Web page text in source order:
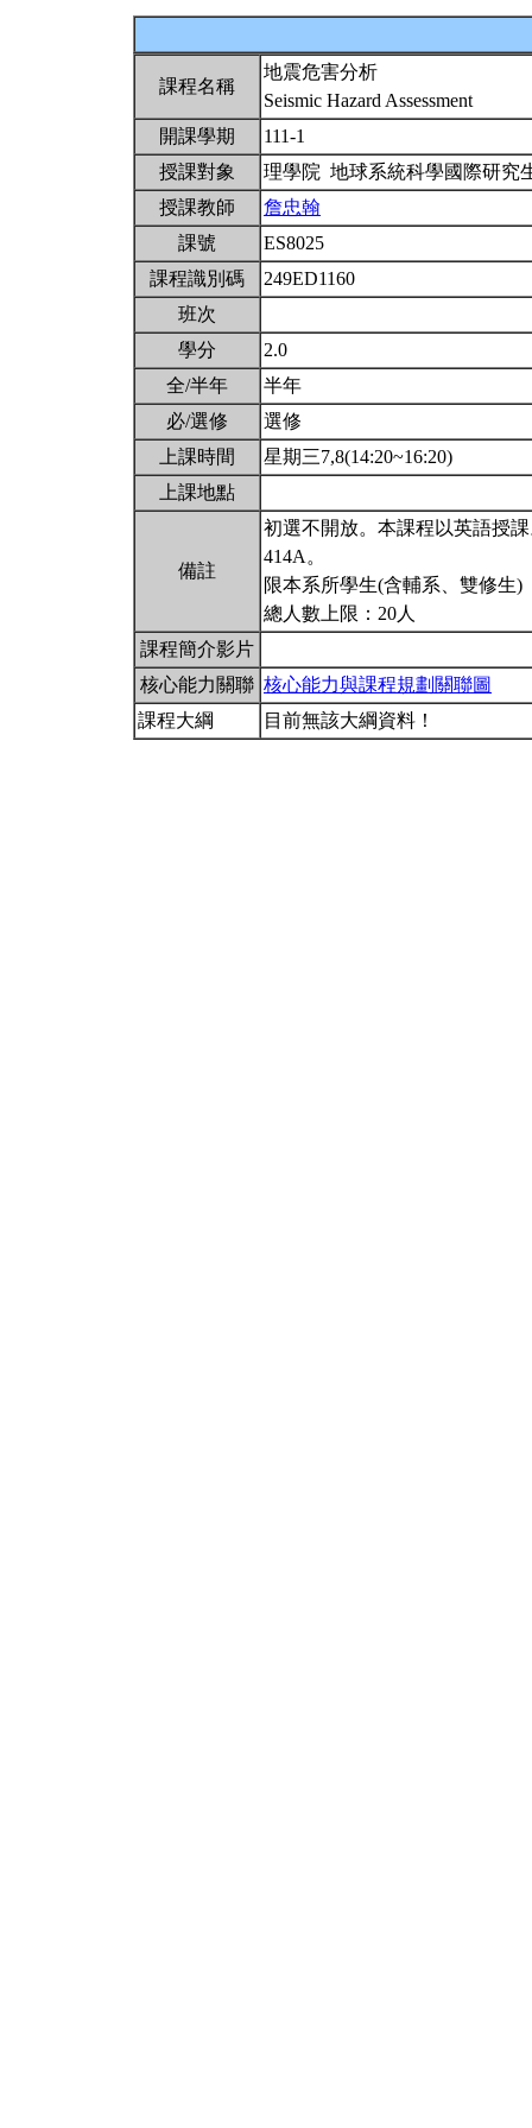
課程名稱
地震危害分析
Seismic Hazard Assessment
開課學期
111-1
授課對象
理學院 地球系統科學國際研究
授課教師
詹忠翰
課號
ES8025
課程識別碼
249ED1160
班次
學分
2.0
全/半年
半年
必/選修
選修
上課時間
星期三7,8(14:20~16:20)
上課地點
備註
初選不開放。本課程以英語授
414A。
限本系所學生(含輔系、雙修生)
總人數上限：20人
課程簡介影片
核心能力關聯 核心能力與課程規劃關聯圖
課程大綱
目前無該大綱資料！